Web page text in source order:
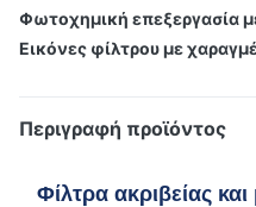
Φωτοχημική επεξεργασία
Εικόνες φίλτρου με
Περιγραφή προϊόντος
Φίλτρα ακριβείας